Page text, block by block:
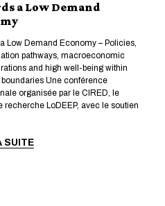
a Low Demand
Low Demand Economy – Policies,
pathways, macroeconomic
and high well-being within
boundaries Une conférence
organisée par le CIRED, le
recherche LoDEEP, avec le soutien
SUITE